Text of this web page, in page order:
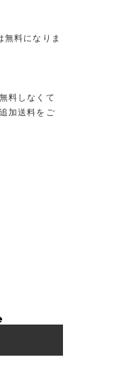
料になりま
料しなくて
加送料をご